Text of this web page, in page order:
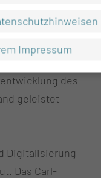
einem digital
der
Forschung
des
geleistet
Digitalisierung
Das Carl-
Impressum